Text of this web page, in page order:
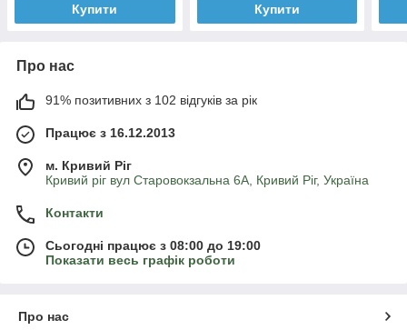
Купити Купити
Про нас
91% позитивних з 102 відгуків за рік
Працює з 16.12.2013
м. Кривий Ріг
Кривий ріг вул Старовокзальна 6А, Кривий Ріг, Україна
Контакти
Сьогодні працює з 08:00 до 19:00
Показати весь графік роботи
Про нас